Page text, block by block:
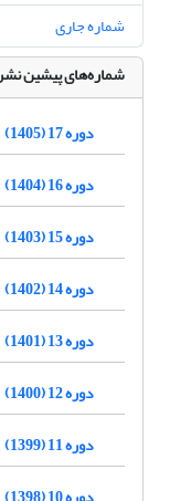
شماره جاری
شماره‌های پیشین
دوره 17 (1405)
دوره 16 (1404)
دوره 15 (1403)
دوره 14 (1402)
دوره 13 (1401)
دوره 12 (1400)
دوره 11 (1399)